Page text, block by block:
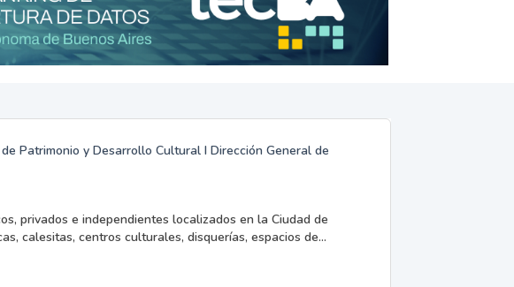
Patrimonio y Desarrollo Cultural I Dirección General de
privados e independientes localizados en la Ciudad de
calesitas, centros culturales, disquerías, espacios de...